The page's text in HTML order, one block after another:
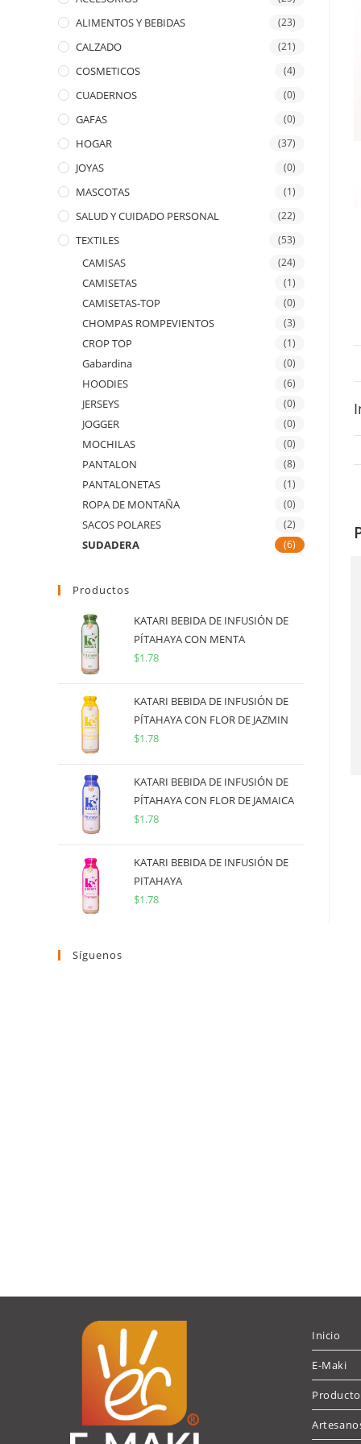
ALIMENTOS Y BEBIDAS (23)
CALZADO (21)
COSMETICOS (4)
CUADERNOS (0)
GAFAS (0)
HOGAR (37)
JOYAS (0)
MASCOTAS (1)
SALUD Y CUIDADO PERSONAL (22)
TEXTILES (53)
CAMISAS (24)
CAMISETAS (1)
CAMISETAS-TOP (0)
CHOMPAS ROMPEVIENTOS (3)
CROP TOP (1)
Gabardina (0)
HOODIES (6)
JERSEYS (0)
JOGGER (0)
MOCHILAS (0)
PANTALON (8)
PANTALONETAS (1)
ROPA DE MONTAÑA (0)
SACOS POLARES (2)
SUDADERA (6)
Productos
KATARI BEBIDA DE INFUSIÓN DE
PÍTAHAYA CON MENTA
$1.78
KATARI BEBIDA DE INFUSIÓN DE
PÍTAHAYA CON FLOR DE JAZMIN
$1.78
KATARI BEBIDA DE INFUSIÓN DE
PÍTAHAYA CON FLOR DE JAMAICA
$1.78
KATARI BEBIDA DE INFUSIÓN DE
PITAHAYA
$1.78
Síguenos
Inicio
E-Maki